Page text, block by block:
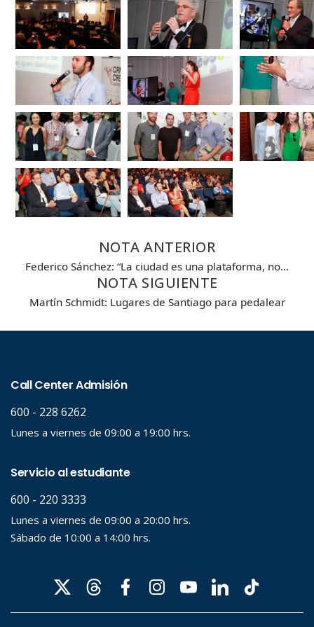
NOTA ANTERIOR
Federico Sánchez: “La ciudad es una plataforma, no…
NOTA SIGUIENTE
Martín Schmidt: Lugares de Santiago para pedalear